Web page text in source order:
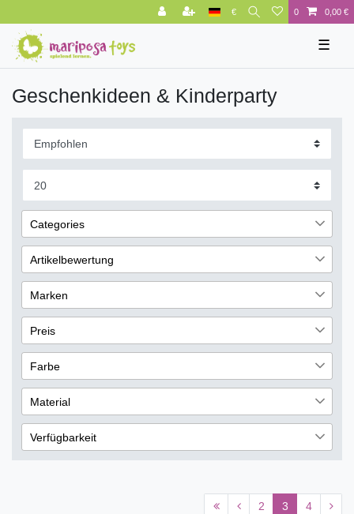
€ 0 0,00 €
☰
Geschenkideen & Kinderparty
Categories
Katalog
33
Kindergeschirr & Besteck 27
Marken
Artikelbewertung
3
2
1
Marken
Corasol
1
CreaTable 2
Eduplay
Folia
VALIOSA 4
Preis
€ ― €
Übernehmen
Farbe
Rot
6
Weiß 3
Blau
Material
Glas
2
Holz 12
Verfügbarkeit
2 3 4